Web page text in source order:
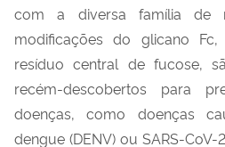
com a diversa família de
modificações do glicano
resíduo central de fucose,
recém-descobertos para
doenças, como doenças
dengue (DENV) ou SARS-